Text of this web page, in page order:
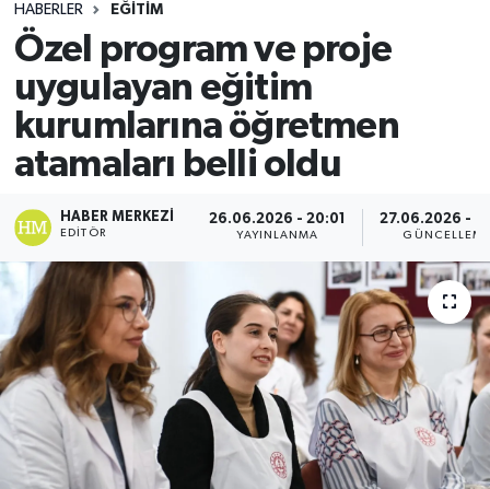
HABERLER EĞİTİM
Özel program ve proje
uygulayan eğitim
kurumlarına öğretmen
atamaları belli oldu
HABER MERKEZI
EDITÖR
26.06.2026 - 20:01
YAYINLANMA
27.06.2026 -
Son Dakika Haberleri
Haber Arşivi